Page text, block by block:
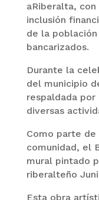
aRiberalta,
inclusión
de la
bancarizados.
Durante la
del municipio
respaldada por
diversas
Como parte
comunidad, el
mural pintado
riberalteño
Esta obra